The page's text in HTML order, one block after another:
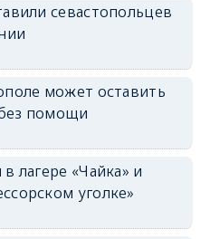
севастопольцев
может оставить
помощи
лагере «Чайка» и
уголке»